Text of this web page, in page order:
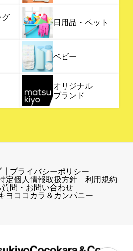
グ
日用品・ペット
ベビー
オリジナル
ブランド
プライバシーポリシー
定個人情報取扱方針
利用規約
質問・お問い合わせ
ヨココカラ＆カンパニー